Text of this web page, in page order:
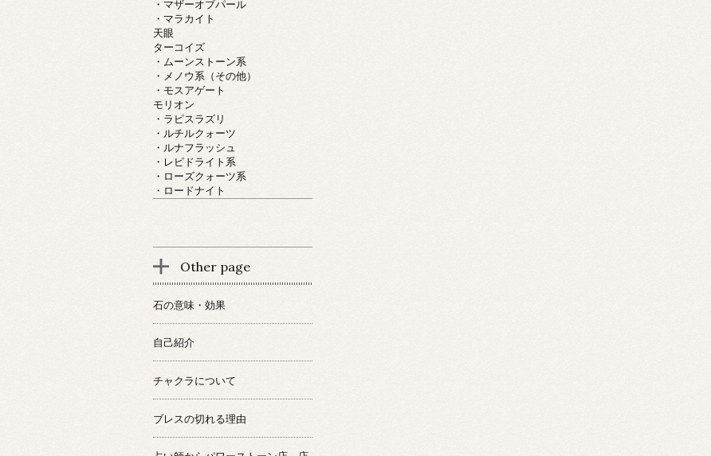
・マザーオブパール
・マラカイト
天眼
ターコイズ
・ムーンストーン系
・メノウ系（その他）
・モスアゲート
モリオン
・ラピスラズリ
・ルチルクォーツ
・ルナフラッシュ
・レピドライト系
・ローズクォーツ系
・ロードナイト
Other page
石の意味・効果
自己紹介
チャクラについて
ブレスの切れる理由